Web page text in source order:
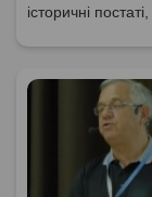
історичні
окремої галузі